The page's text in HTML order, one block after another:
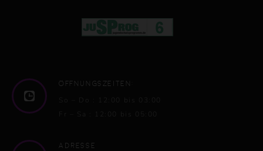
Öffnungszeiten:
So – Do : 12:00 bis 03:00
Fr – Sa : 12:00 bis 05:00
Adresse